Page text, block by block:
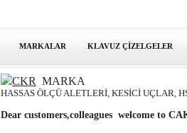
MARKALAR KLAVUZ ÇİZELGELER
CKR MARKA
HASSAS ÖLÇÜ ALETLERİ, KESİCİ UÇLAR,
Dear customers,colleagues welcome to